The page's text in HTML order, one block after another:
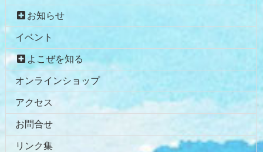
お知らせ
イベント
よこぜを知る
オンラインショップ
アクセス
お問合せ
リンク集